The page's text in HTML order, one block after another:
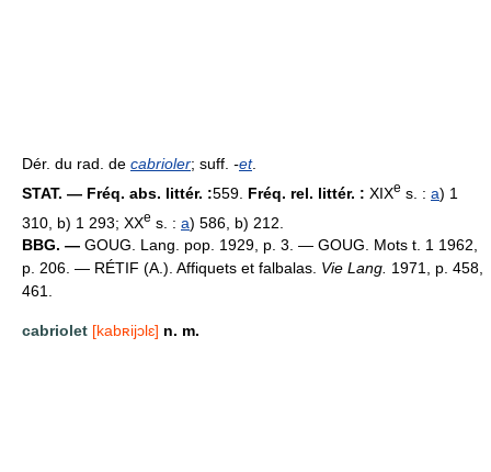
Dér. du rad. de cabrioler; suff. -et.
STAT. — Fréq. abs. littér. :559. Fréq. rel. littér. : XIXe s. : a) 1
310, b) 1 293; XXe s. : a) 586, b) 212.
BBG. — GOUG. Lang. pop. 1929, p. 3. — GOUG. Mots t. 1 1962,
p. 206. — RÉTIF (A.). Affiquets et falbalas. Vie Lang. 1971, p. 458,
461.
cabriolet [kabʀijɔlɛ] n. m.